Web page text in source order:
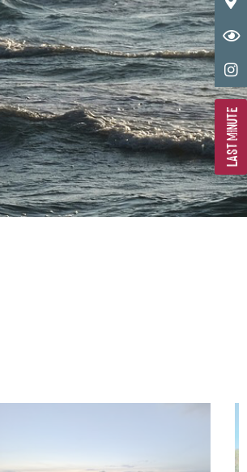
LAST MINUTE